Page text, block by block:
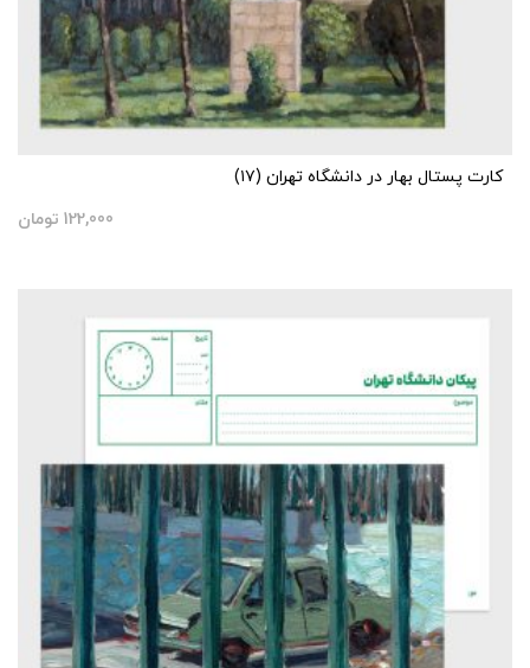
کارت پستال بهار در دانشگاه تهران (۱۷)
122,000 تومان